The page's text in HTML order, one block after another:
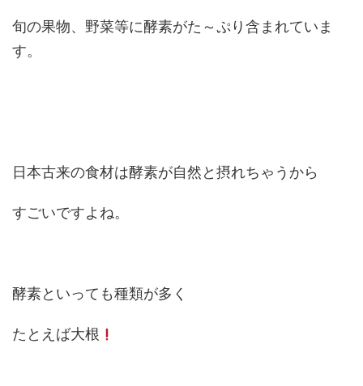
旬の果物、野菜等に酵素がた～ぷり含まれていま
す。
日本古来の食材は酵素が自然と摂れちゃうから
すごいですよね。
酵素といっても種類が多く
たとえば大根